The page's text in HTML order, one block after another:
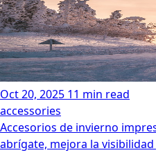
Oct 20, 2025 11 min read
accessories
Accesorios de invierno
abrígate, mejora la